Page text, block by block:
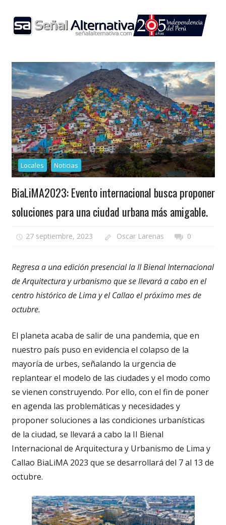
content
Locales Noticias
BiaLiMA2023: Evento internacional busca proponer
soluciones para una ciudad urbana más amigable.
27 septiembre, 2023 Oscar Larenas 0
Regresa a una edición presencial la II Bienal Internacional
de Arquitectura y urbanismo que se llevará a cabo en el
centro histórico de Lima y el Callao el próximo mes de
octubre.
El planeta acaba de salir de una pandemia, que en
nuestro país puso en evidencia el colapso de la
mayoría de urbes, señalando la urgencia de
replantear el modelo de las ciudades y el modo como
se vienen construyendo. Por ello, con el fin de poner
en agenda las problemáticas y necesidades y
proponer soluciones a las condiciones urbanísticas
de la ciudad, se llevará a cabo la II Bienal
Internacional de Arquitectura y Urbanismo de Lima y
Callao BiaLiMA 2023 que se desarrollará del 7 al 13 de
octubre.